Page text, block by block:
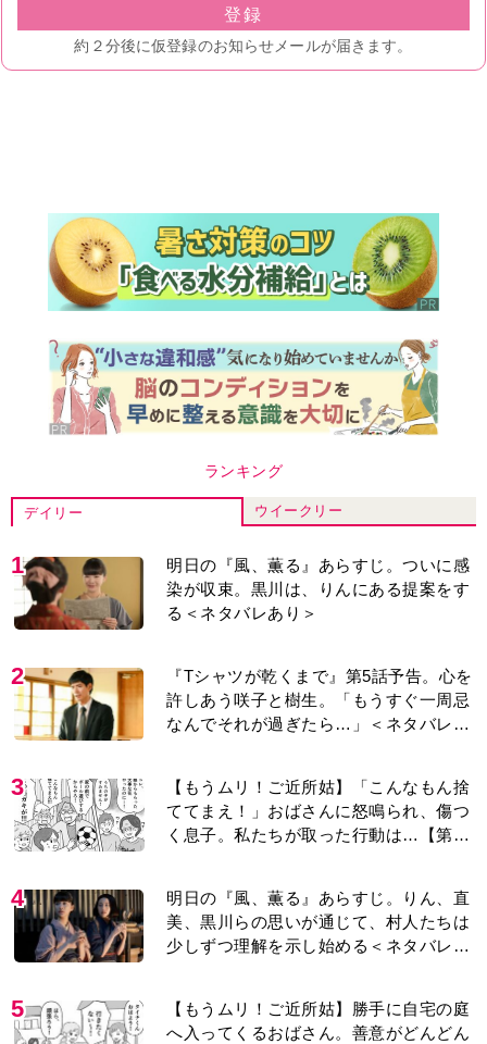
ランキング
デイリー ウイークリー
1
明日の『風、薫る』あらすじ。ついに感
染が収束。黒川は、りんにある提案をす
る＜ネタバレあり＞
2
『Tシャツが乾くまで』第5話予告。心を
許しあう咲子と樹生。「もうすぐ一周忌
なんでそれが過ぎたら…」＜ネタバレあ
3
【もうムリ！ご近所姑】「こんなもん捨
ててまえ！」おばさんに怒鳴られ、傷つ
く息子。私たちが取った行動は…【第3
4
明日の『風、薫る』あらすじ。りん、直
美、黒川らの思いが通じて、村人たちは
少しずつ理解を示し始める＜ネタバレあ
5
【もうムリ！ご近所姑】勝手に自宅の庭
へ入ってくるおばさん。善意がどんどん